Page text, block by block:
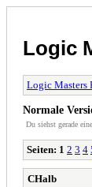
Logic
Logic Masters
Normale
Du siehst gerade
Seiten: 1 2 3 4
CHalb